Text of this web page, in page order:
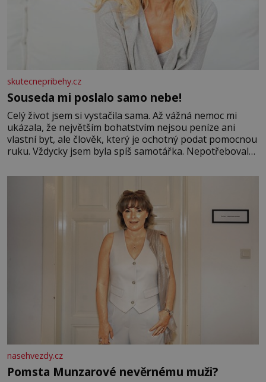
skutecnepribehy.cz
Souseda mi poslalo samo nebe!
Celý život jsem si vystačila sama. Až vážná nemoc mi
ukázala, že největším bohatstvím nejsou peníze ani
vlastní byt, ale člověk, který je ochotný podat pomocnou
ruku. Vždycky jsem byla spíš samotářka. Nepotřebovala
mi knihy, práce a hlavně klid. Hned po studiích jsem
nasehvezdy.cz
Pomsta Munzarové nevěrnému muži?